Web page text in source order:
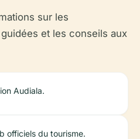
sur les
et les conseils aux
Audiala.
officiels du tourisme.